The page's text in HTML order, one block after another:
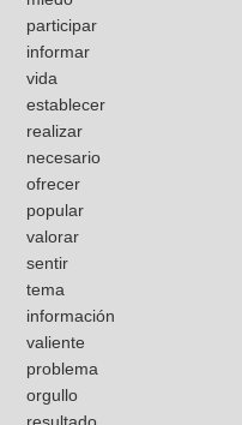
participar
informar
vida
establecer
realizar
necesario
ofrecer
popular
valorar
sentir
tema
información
valiente
problema
orgullo